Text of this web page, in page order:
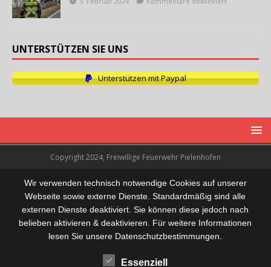
UNTERSTÜTZEN SIE UNS
Unterstützen mit Paypal
Copyright 2024, Freiwillige Feuerwehr Pielenhofen
Wir verwenden technisch notwendige Cookies auf unserer
Webseite sowie externe Dienste. Standardmäßig sind alle
externen Dienste deaktiviert. Sie können diese jedoch nach
belieben aktivieren & deaktivieren. Für weitere Informationen
lesen Sie unsere Datenschutzbestimmungen.
Essenziell